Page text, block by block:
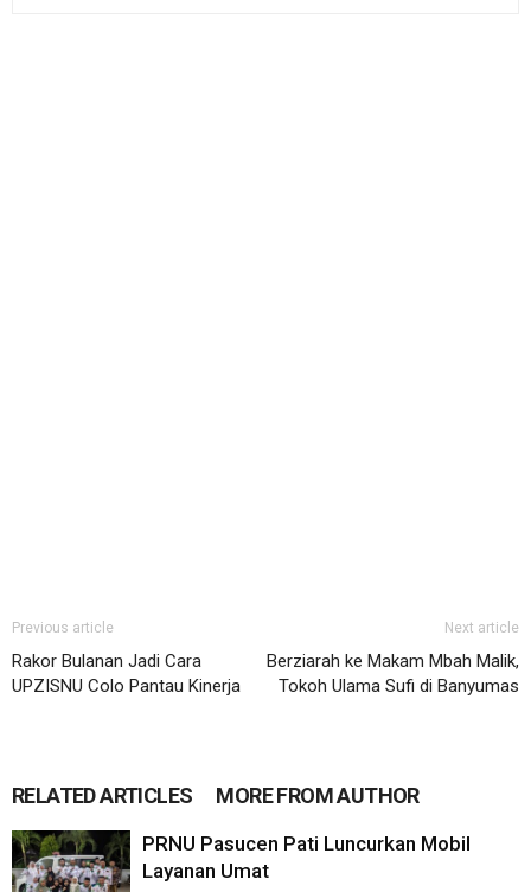
Previous article
Rakor Bulanan Jadi Cara
UPZISNU Colo Pantau Kinerja
Next article
Berziarah ke Makam Mbah Malik,
Tokoh Ulama Sufi di Banyumas
RELATED ARTICLES MORE FROM AUTHOR
PRNU Pasucen Pati Luncurkan Mobil
Layanan Umat